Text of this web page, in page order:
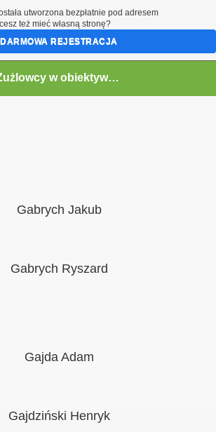
Żużlowcy w obiektywie by Speed
Gabrych Jakub
Gabrych Ryszard
Gajda Adam
Gajdziński Henryk
utworzona bezpłatnie pod adresem
też mieć własną stronę?
DARMOWA REJESTRACJA